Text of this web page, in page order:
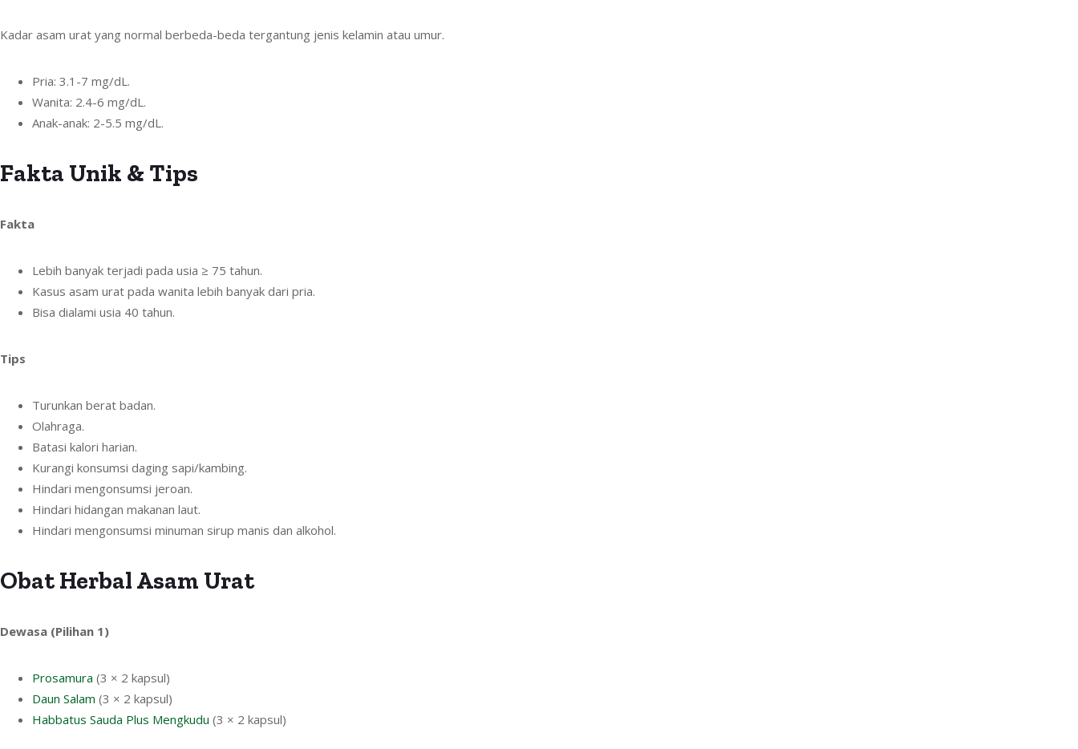
Kadar asam urat yang normal berbeda-beda tergantung jenis kelamin atau umur.
Pria: 3.1-7 mg/dL.
Wanita: 2.4-6 mg/dL.
Anak-anak: 2-5.5 mg/dL.
Fakta Unik & Tips
Fakta
Lebih banyak terjadi pada usia ≥ 75 tahun.
Kasus asam urat pada wanita lebih banyak dari pria.
Bisa dialami usia 40 tahun.
Tips
Turunkan berat badan.
Olahraga.
Batasi kalori harian.
Kurangi konsumsi daging sapi/kambing.
Hindari mengonsumsi jeroan.
Hindari hidangan makanan laut.
Hindari mengonsumsi minuman sirup manis dan alkohol.
Obat Herbal Asam Urat
Dewasa (Pilihan 1)
Prosamura (3 × 2 kapsul)
Daun Salam (3 × 2 kapsul)
Habbatus Sauda Plus Mengkudu (3 × 2 kapsul)